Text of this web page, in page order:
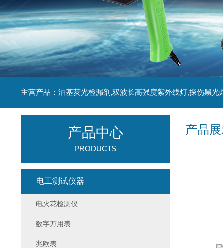
主营产品：油基荧光检漏剂,双波长高强度紫外线灯,探伤黑光
产品
产品中心
PRODUCTS
电工测试仪器
电火花检测仪
数字万用表
兆欧表